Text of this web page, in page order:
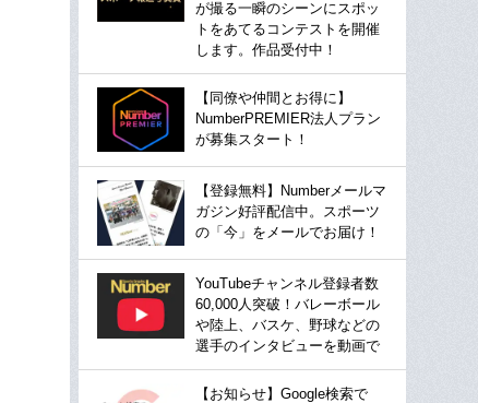
が撮る一瞬のシーンにスポッ
トをあてるコンテストを開催
します。作品受付中！
【同僚や仲間とお得に】
NumberPREMIER法人プラン
が募集スタート！
【登録無料】Numberメールマ
ガジン好評配信中。スポーツ
の「今」をメールでお届け！
YouTubeチャンネル登録者数
60,000人突破！バレーボール
や陸上、バスケ、野球などの
選手のインタビューを動画で
【お知らせ】Google検索で